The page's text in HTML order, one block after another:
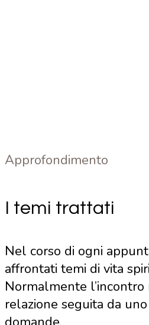
Approfondimento
I temi trattati
Nel corso di ogni
affrontati temi di vita
Normalmente
relazione seguita da